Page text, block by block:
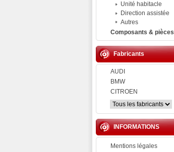
Unité habitacle
Direction assistée
Autres
Composants & pièces
Fabricants
AUDI
BMW
CITROEN
INFORMATIONS
Mentions légales